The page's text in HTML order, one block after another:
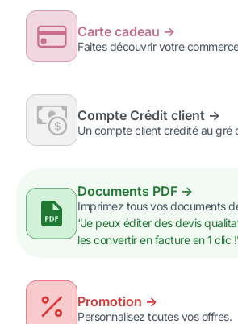
Carte cadeau ->
Faites découvrir votre
Compte Crédit client ->
Un compte client crédité au gré
Documents PDF ->
Imprimez tous vos documents
“Je peux éditer des devis
les convertir en facture en 1 clic
Promotion ->
Personnalisez toutes vos offres.